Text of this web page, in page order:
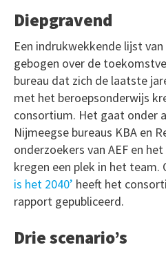
Diepgravend
Een indrukwekkende lijst
gebogen over de
bureau dat zich de laatste
met het beroepsonderwijs
consortium. Het gaat onder
Nijmeegse bureaus KBA en
onderzoekers van AEF en
kregen een plek in het team.
is het 2040’ heeft het
rapport gepubliceerd.
Drie scenario’s